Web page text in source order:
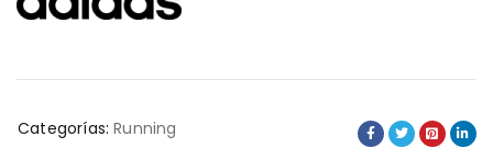
Categorías: Running